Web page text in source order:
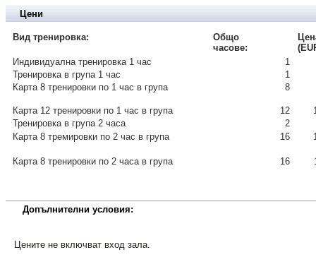
Цени
Вид тренировка:
Общо
часове:
Индивидуална тренировка 1 час
1
Тренировка в група 1 час
1
Карта 8 тренировки по 1 час в група
8
Карта 12 тренировки по 1 час в група 12
Тренировка в група 2 часа
2
Карта 8 тремировки по 2 час в група
16
Карта 8 тренировки по 2 часа в група 16
Допълнителни условия:
Цените не включват вход зала.